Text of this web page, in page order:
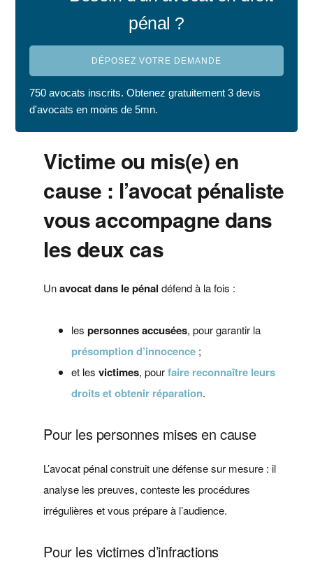
pénal ?
DÉPOSEZ VOTRE DEMANDE
750 avocats inscrits. Obtenez gratuitement 3 devis
d'avocats en moins de 5mn.
Victime ou mis(e) en
cause : l’avocat pénaliste
vous accompagne dans
les deux cas
Unavocat dans le pénal défend à la fois :
lespersonnes accusées, pour garantir la
présomption d’innocence ;
et lesvictimes, pourfaire reconnaître leurs
droits et obtenir réparation.
Pour les personnes mises en cause
L’avocat pénal construit une défense sur mesure : il
analyse les preuves, conteste les procédures
irrégulières et vous prépare à l’audience.
Pour les victimes d’infractions